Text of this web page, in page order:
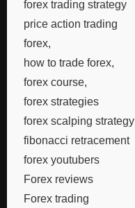
forex trading strategy
price action trading
forex,
how to trade forex,
forex course,
forex strategies
forex scalping strategy
fibonacci retracement
forex youtubers
Forex reviews
Forex trading